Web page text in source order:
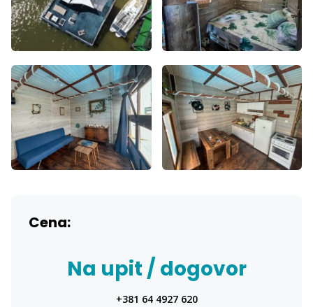
Cena:
Na upit / dogovor
+381 64 4927 620